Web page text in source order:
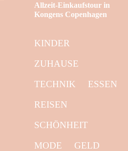
Allzeit-Einkaufstour in
Kongens Copenhagen
KINDER
ZUHAUSE
TECHNIK
ESSEN
REISEN
SCHÖNHEIT
MODE
GELD